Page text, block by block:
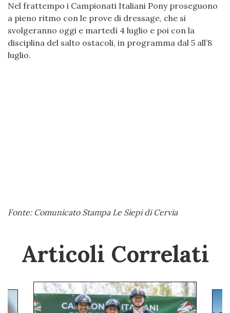
Nel frattempo i Campionati Italiani Pony proseguono
a pieno ritmo con le prove di dressage, che si
svolgeranno oggi e martedì 4 luglio e poi con la
disciplina del salto ostacoli, in programma dal 5 all’8
luglio.
Fonte: Comunicato Stampa Le Siepi di Cervia
Articoli Correlati